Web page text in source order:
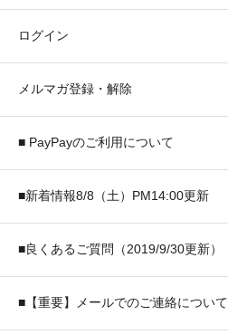
ログイン
メルマガ登録・解除
■ PayPayのご利用について
■新着情報8/8（土）PM14:00更新
■良くあるご質問（2019/9/30更新）
■【重要】メールでのご連絡について